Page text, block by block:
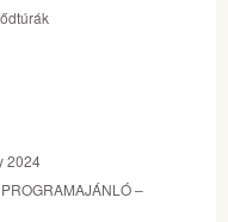
2024
–